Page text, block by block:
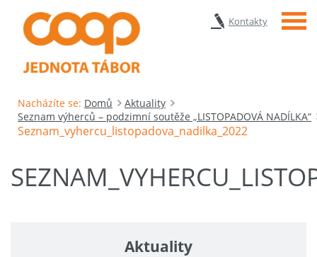
Kontakty Menu
Nacházíte se: Domů
Aktuality
Seznam výherců – podzimní soutěže „LISTOPADOVÁ NADÍLKA“
Seznam_vyhercu_listopadova_nadilka_2022
Aktuality